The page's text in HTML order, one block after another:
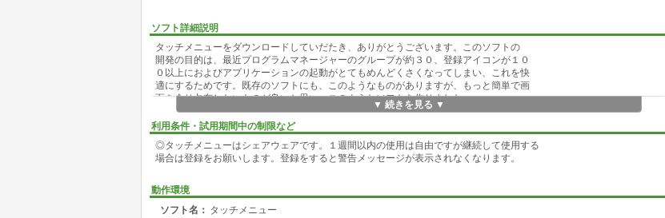
ソフト詳細説明
タッチメニューをダウンロードしていだたき、ありがとうございます。このソフトの
開発の目的は、最近プログラムマネージャーのグループが約３０、登録アイコンが１０
０以上におよびアプリケーションの起動がとてもめんどくさくなってしまい、これを快
適にするためです。既存のソフトにも、このようなものがありますが、もっと簡単で画
面を余り占有しないものが良いと思い、このようなソフトを作りました。
・何をするソフトか
アプリケーションを起動する場合、普通はプログラムマネージャーから起動しますが
、プログラムマネージャーがウィンドウの下に隠れていると非常に面倒になります。し
かし、このプログラムはマッキントッシュのアップルメニューのようにアプリケーショ
ジャの機能を付加したため、タスクの切り替えも簡単に出来るようになりました。
▼ 続きを見る ▼
利用条件・試用期間中の制限など
◎タッチメニューはシェアウェアです。１週間以内の使用は自由ですが継続して使用する
場合は登録をお願いします。登録をすると警告メッセージが表示されなくなります。
動作環境
ソフト名： タッチメニュー